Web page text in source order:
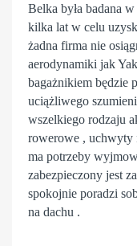
Belka była badana
kilka lat w celu
żadna firma nie
aerodynamiki jak
bagażnikiem będzie
uciążliwego
wszelkiego rodzaju
rowerowe , uchwyty
ma potrzeby
zabezpieczony jest
spokojnie poradzi
na dachu .